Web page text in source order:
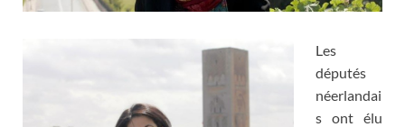
Les
députés
néerlandai
s ont élu